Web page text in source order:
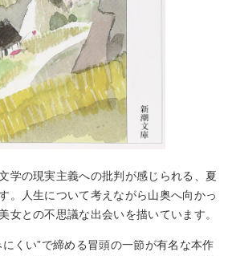
学の現実主義への批判が感じられる、夏
。人生について考えながら山奥へ向かっ
女との不思議な出会いを描いています。
くい”で締める冒頭の一節が有名な本作